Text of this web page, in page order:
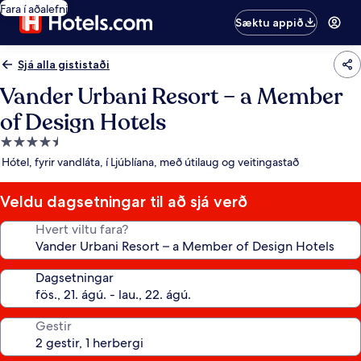
Fara í aðalefni
Sæktu appið
Sjá alla gististaði
Vander Urbani Resort – a Member
of Design Hotels
4.5
stjörnu
Hótel, fyrir vandláta, í Ljúblíana, með útilaug og veitingastað
Veldu dagsetningar til að sjá verð
Hvert viltu fara?
Dagsetningar
Gestir